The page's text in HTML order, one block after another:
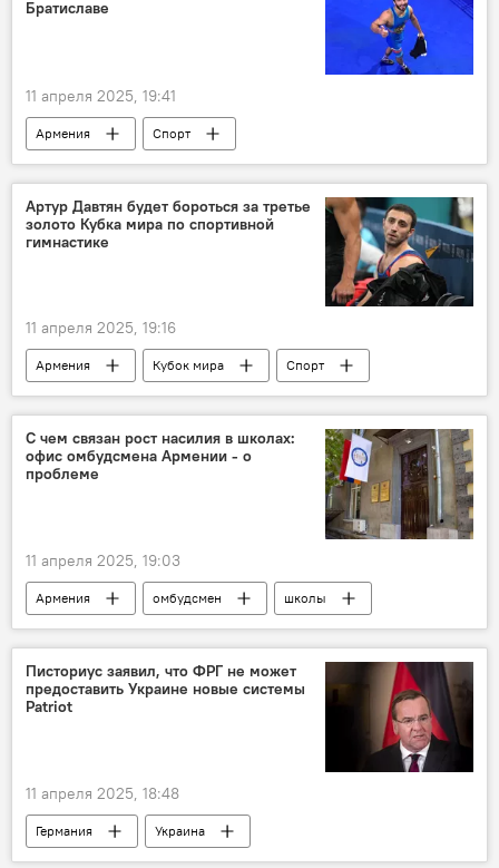
Братиславе
11 апреля 2025, 19:41
Армения
Спорт
греко-римская борьба
Новости Армения
Чемпионат Европы
Артур Давтян будет бороться за третье
золото Кубка мира по спортивной
гимнастике
11 апреля 2025, 19:16
Армения Кубок мира
Спорт
спортивная гимнастика
Новости Армения
С чем связан рост насилия в школах:
офис омбудсмена Армении - о
проблеме
11 апреля 2025, 19:03
Армения омбудсмен
школы
насилие
Общество
Новости Армения
Писториус заявил, что ФРГ не может
предоставить Украине новые системы
Patriot
11 апреля 2025, 18:48
Германия Украина